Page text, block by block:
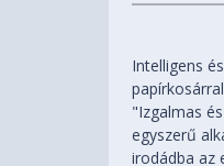
Intelligens
"Izgalmas
egyszerű
irodádba az